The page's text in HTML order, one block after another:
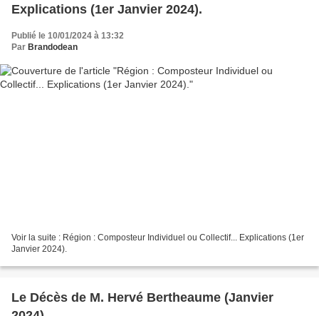
Explications (1er Janvier 2024).
Publié le 10/01/2024 à 13:32
Par Brandodean
Voir la suite : Région : Composteur Individuel ou Collectif... Explications (1er
Janvier 2024).
Le Décès de M. Hervé Bertheaume (Janvier